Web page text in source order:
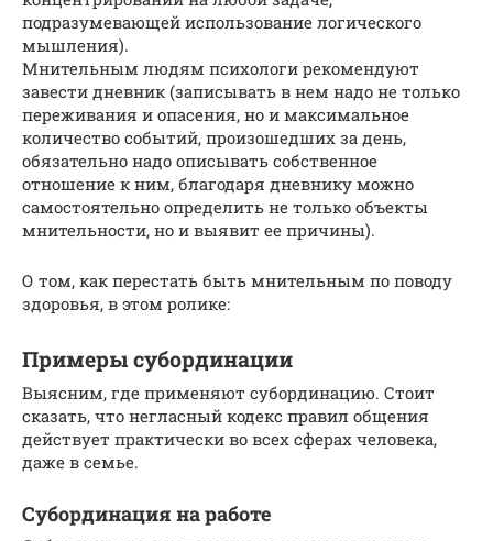
подразумевающей использование логического
мышления).
Мнительным людям психологи рекомендуют
завести дневник (записывать в нем надо не только
переживания и опасения, но и максимальное
количество событий, произошедших за день,
обязательно надо описывать собственное
отношение к ним, благодаря дневнику можно
самостоятельно определить не только объекты
мнительности, но и выявит ее причины).
О том, как перестать быть мнительным по поводу
здоровья, в этом ролике:
Примеры субординации
Выясним, где применяют субординацию. Стоит
сказать, что негласный кодекс правил общения
действует практически во всех сферах человека,
даже в семье.
Субординация на работе